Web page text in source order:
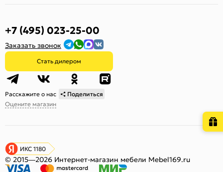
+7 (495) 023-25-00
Заказать звонок
Стать дилером
Расскажите о нас
Поделиться
Оцените магазин
ИКС 1180
© 2015—2026 Интернет-магазин мебели Mebel169.ru